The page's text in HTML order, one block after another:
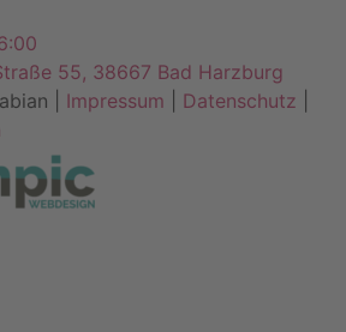
55, 38667 Bad Harzburg
| Impressum Datenschutz